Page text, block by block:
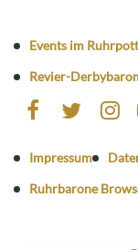
Events im
Revier-
Impressum
Ruhrbarone